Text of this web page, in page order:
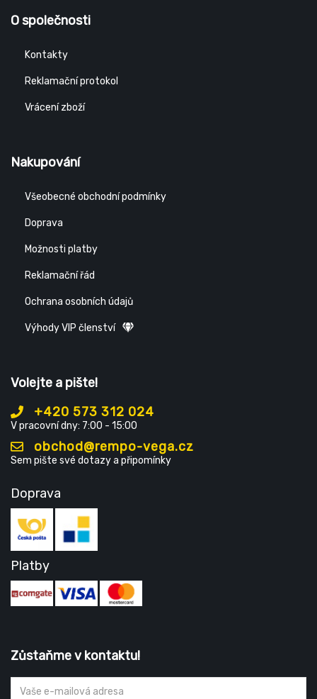
O společnosti
Kontakty
Reklamační protokol
Vrácení zboží
Nakupování
Všeobecné obchodní podmínky
Doprava
Možnosti platby
Reklamační řád
Ochrana osobních údajů
Výhody VIP členství
Volejte a pište!
+420 573 312 024
V pracovní dny: 7:00 - 15:00
obchod@rempo-vega.cz
Sem pište své dotazy a připomínky
Doprava
Platby
Zůstaňme v kontaktu!